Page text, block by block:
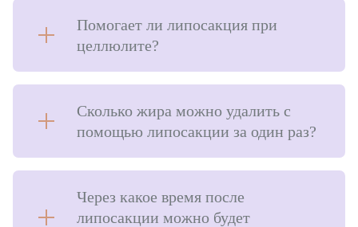
Помогает ли липосакция при
целлюлите?
Сколько жира можно удалить с
помощью липосакции за один раз?
Через какое время после
липосакции можно будет